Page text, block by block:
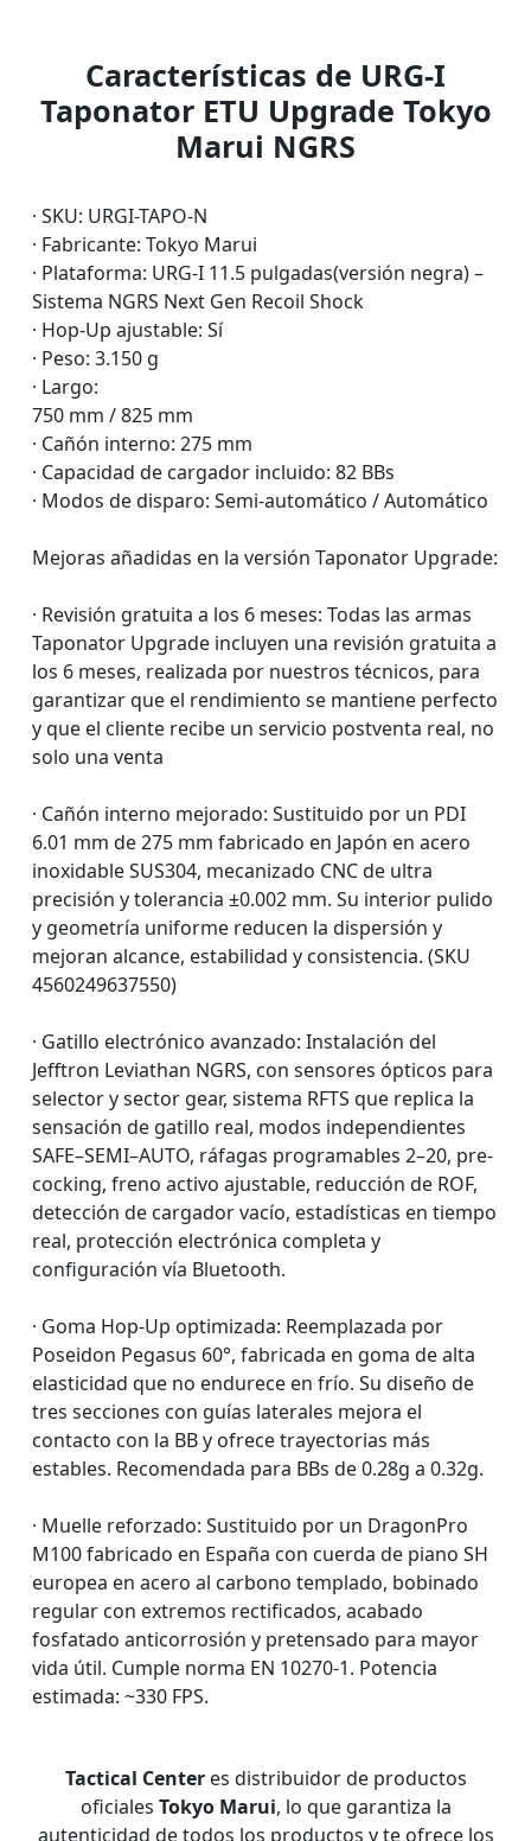
Características de URG-I
Taponator ETU Upgrade Tokyo
Marui NGRS
· SKU: URGI-TAPO-N
· Fabricante: Tokyo Marui
· Plataforma: URG-I 11.5 pulgadas(versión negra) –
Sistema NGRS Next Gen Recoil Shock
· Hop-Up ajustable: Sí
· Peso: 3.150 g
· Largo:
750 mm / 825 mm
· Cañón interno: 275 mm
· Capacidad de cargador incluido: 82 BBs
· Modos de disparo: Semi-automático / Automático
Mejoras añadidas en la versión Taponator Upgrade:
· Revisión gratuita a los 6 meses: Todas las armas
Taponator Upgrade incluyen una revisión gratuita a
los 6 meses, realizada por nuestros técnicos, para
garantizar que el rendimiento se mantiene perfecto
y que el cliente recibe un servicio postventa real, no
solo una venta
· Cañón interno mejorado: Sustituido por un PDI
6.01 mm de 275 mm fabricado en Japón en acero
inoxidable SUS304, mecanizado CNC de ultra
precisión y tolerancia ±0.002 mm. Su interior pulido
y geometría uniforme reducen la dispersión y
mejoran alcance, estabilidad y consistencia. (SKU
4560249637550)
· Gatillo electrónico avanzado: Instalación del
Jefftron Leviathan NGRS, con sensores ópticos para
selector y sector gear, sistema RFTS que replica la
sensación de gatillo real, modos independientes
SAFE–SEMI–AUTO, ráfagas programables 2–20, pre-
cocking, freno activo ajustable, reducción de ROF,
detección de cargador vacío, estadísticas en tiempo
real, protección electrónica completa y
configuración vía Bluetooth.
· Goma Hop-Up optimizada: Reemplazada por
Poseidon Pegasus 60°, fabricada en goma de alta
elasticidad que no endurece en frío. Su diseño de
tres secciones con guías laterales mejora el
contacto con la BB y ofrece trayectorias más
estables. Recomendada para BBs de 0.28g a 0.32g.
· Muelle reforzado: Sustituido por un DragonPro
M100 fabricado en España con cuerda de piano SH
europea en acero al carbono templado, bobinado
regular con extremos rectificados, acabado
fosfatado anticorrosión y pretensado para mayor
vida útil. Cumple norma EN 10270-1. Potencia
estimada: ~330 FPS.
Tactical Centeres distribuidor de productos
oficiales Tokyo Marui, lo que garantiza la
autenticidad de todos los productos y te ofrece los